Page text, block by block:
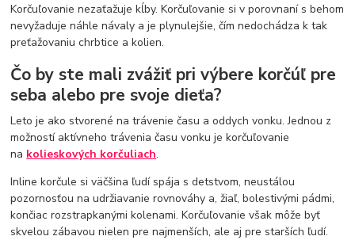
Korčuľovanie nezaťažuje kĺby. Korčuľovanie si v porovnaní s behom
nevyžaduje náhle návaly a je plynulejšie, čím nedochádza k tak
preťažovaniu chrbtice a kolien.
Čo by ste mali zvážiť pri výbere korčúľ pre
seba alebo pre svoje dieťa?
Leto je ako stvorené na trávenie času a oddych vonku. Jednou z
možností aktívneho trávenia času vonku je korčuľovanie
na kolieskových korčuliach.
Inline korčule si väčšina ľudí spája s detstvom, neustálou
pozornosťou na udržiavanie rovnováhy a, žiaľ, bolestivými pádmi,
končiac rozstrapkanými kolenami. Korčuľovanie však môže byť
skvelou zábavou nielen pre najmenších, ale aj pre starších ľudí.